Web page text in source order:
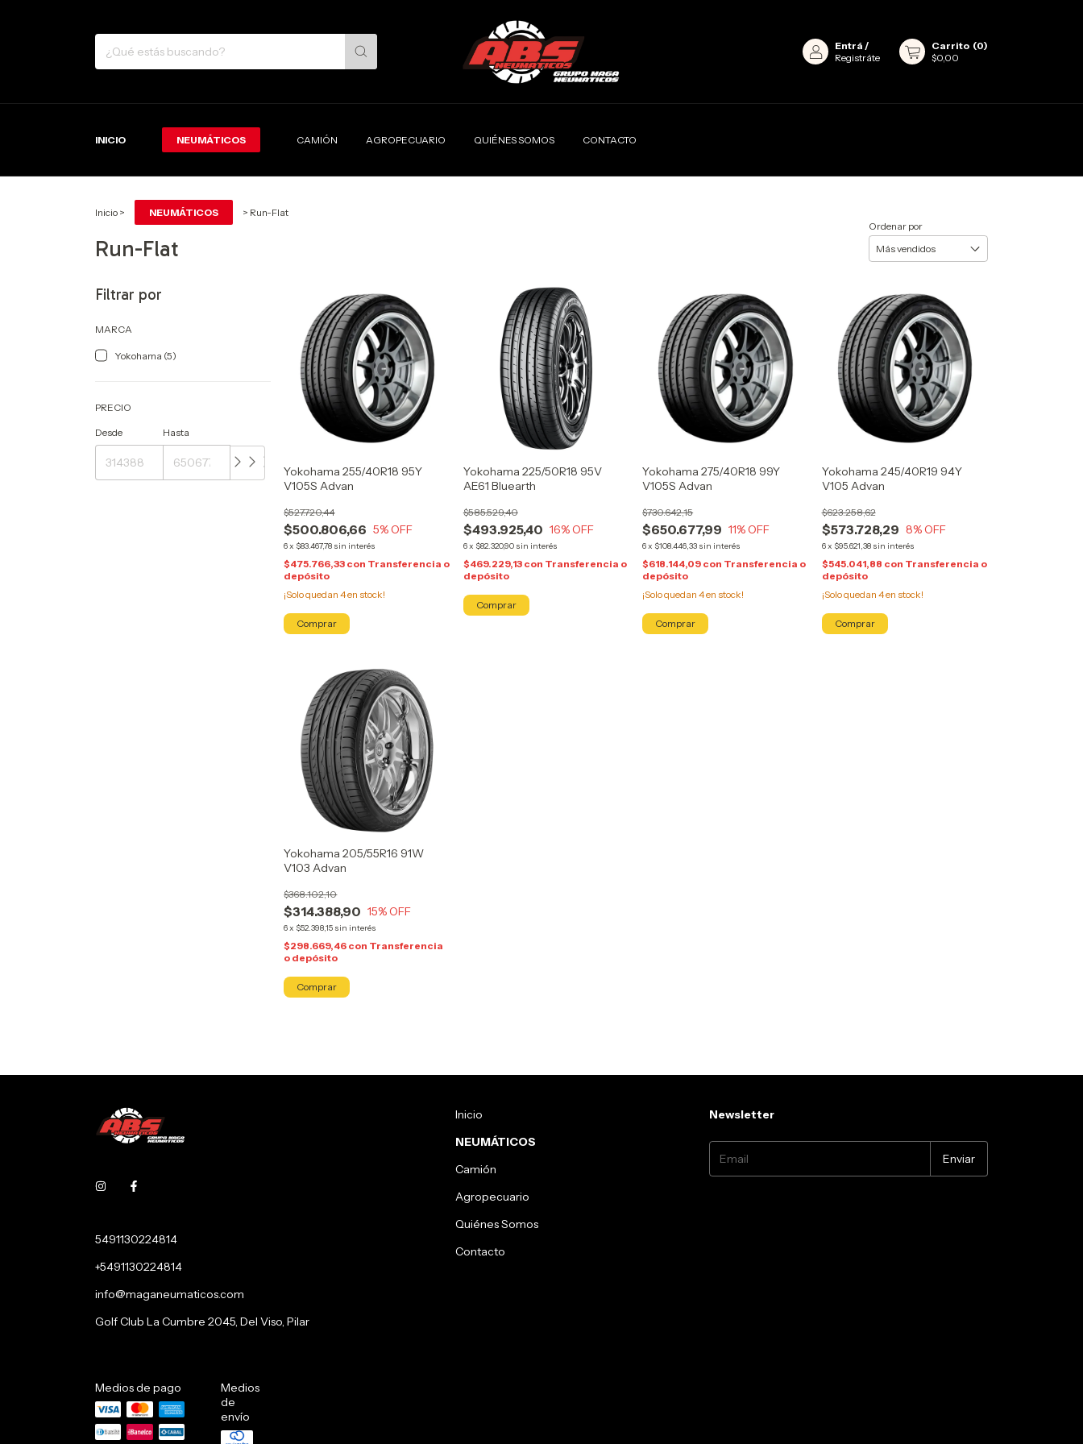
Entrá /
Registráte
Carrito (0)
$0,00
INICIO NEUMÁTICOS CAMIÓN AGROPECUARIO QUIÉNES SOMOS CONTACTO
Inicio > NEUMÁTICOS > Run-Flat
Run-Flat
Ordenar por
Filtrar por
MARCA
Yokohama (5)
PRECIO
Desde Hasta
Yokohama 255/40R18 95Y
V105S Advan
$500.806,66
$527.720,44
5% OFF
6x $83.467,78 sin interés
$475.766,33 con Transferencia o
depósito
¡Solo quedan4en stock!
Yokohama 225/50R18 95V
AE61 Bluearth
$493.925,40
$585.529,40
16% OFF
6x $82.320,90 sin interés
$469.229,13 con Transferencia o
depósito
Yokohama 275/40R18 99Y
V105S Advan
$650.677,99
$730.642,15
11% OFF
6x $108.446,33 sin interés
$618.144,09 con Transferencia o
depósito
¡Solo quedan4en stock!
Yokohama 245/40R19 94Y
V105 Advan
$573.728,29
$623.258,62
8% OFF
6x $95.621,38 sin interés
$545.041,88 con Transferencia o
depósito
¡Solo quedan 4en stock!
Yokohama 205/55R16 91W
V103 Advan
$314.388,90
$368.102,10
15% OFF
6x $52.398,15 sin interés
$298.669,46 con Transferencia
o depósito
5491130224814
+5491130224814
info@maganeumaticos.com
Golf Club La Cumbre 2045, Del Viso, Pilar
Inicio
NEUMÁTICOS
Camión
Agropecuario
Quiénes Somos
Contacto
Newsletter
Medios de pago
Medios
de
envío